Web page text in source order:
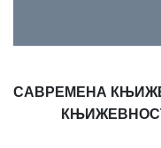
САВРЕМЕНА